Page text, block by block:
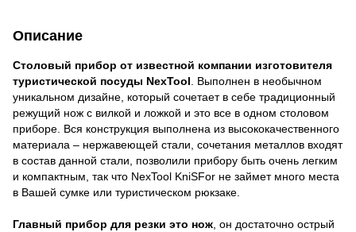
Описание
Столовый прибор от известной компании изготовителя
туристической посуды NexTool . Выполнен в необычном
уникальном дизайне, который сочетает в себе традиционный
режущий нож с вилкой и ложкой и это все в одном столовом
приборе. Вся конструкция выполнена из высококачественного
материала – нержавеющей стали, сочетания металлов входят
в состав данной стали, позволили прибору быть очень легким
и компактным, так что NexTool KniSFor не займет много места
в Вашей сумке или туристическом рюкзаке.
Главный прибор для резки это нож , он достаточно острый